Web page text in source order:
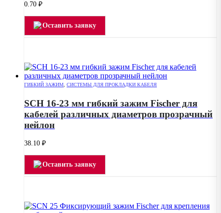
0.70 ₽
Оставить заявку
ГИБКИЙ ЗАЖИМ СИСТЕМЫ ДЛЯ ПРОКЛАДКИ КАБЕЛЯ
SCH 16-23 мм гибкий зажим Fischer для
кабелей различных диаметров прозрачный
нейлон
38.10 ₽
Оставить заявку